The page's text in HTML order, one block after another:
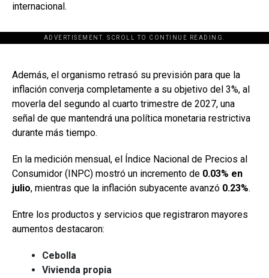
internacional.
ADVERTISEMENT. SCROLL TO CONTINUE READING.
[adsforwp id="243463"]
Además, el organismo retrasó su previsión para que la
inflación converja completamente a su objetivo del 3%, al
moverla del segundo al cuarto trimestre de 2027, una
señal de que mantendrá una política monetaria restrictiva
durante más tiempo.
En la medición mensual, el Índice Nacional de Precios al
Consumidor (INPC) mostró un incremento de 0.03% en
julio, mientras que la inflación subyacente avanzó 0.23%.
Entre los productos y servicios que registraron mayores
aumentos destacaron:
Cebolla
Vivienda propia